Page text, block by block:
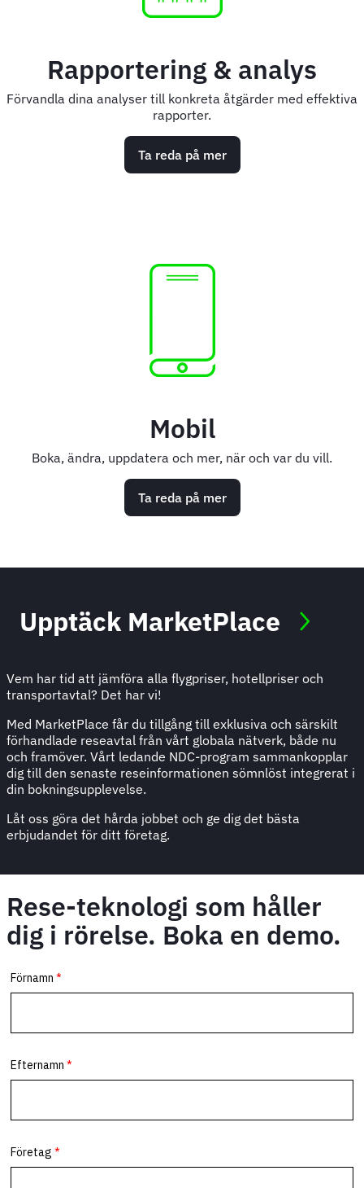
Rapportering & analys
Förvandla dina analyser till konkreta åtgärder med effektiva
rapporter.
Ta reda på mer
Mobil
Boka, ändra, uppdatera och mer, när och var du vill.
Ta reda på mer
Vem har tid att jämföra alla flygpriser, hotellpriser och
transportavtal? Det har vi!
Med MarketPlace får du tillgång till exklusiva och särskilt
förhandlade reseavtal från vårt globala nätverk, både nu
och framöver. Vårt ledande NDC-program sammankopplar
dig till den senaste reseinformationen sömnlöst integrerat i
din bokningsupplevelse.
Låt oss göra det hårda jobbet och ge dig det bästa
erbjudandet för ditt företag.
Upptäck MarketPlace
Rese-teknologi som håller
dig i rörelse. Boka en demo.